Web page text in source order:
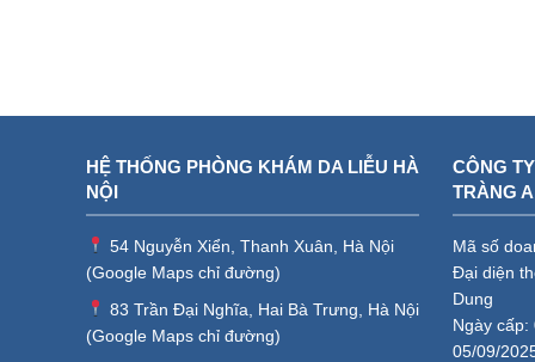
HỆ THỐNG PHÒNG KHÁM DA LIỄU HÀ
NỘI
54 Nguyễn Xiển, Thanh Xuân, Hà Nội
(Google Maps chỉ đường)
83 Trần Đại Nghĩa, Hai Bà Trưng, Hà Nội
(Google Maps chỉ đường)
CÔNG
TRÀNG
Mã số
Đại diện
Dung
Ngày
05/09/